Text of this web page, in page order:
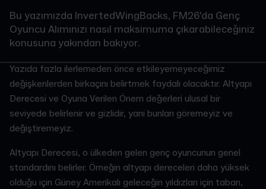
Bu yazımızda InvertedWingBacks, FM26'da Genç
Oyuncu Alımınızı nasıl maksimuma çıkarabileceğiniz
konusuna yakından bakıyor.
Yazıda fazla ilerlemeden önce etkileyemeyeceğimiz
değişkenlerden birkaçını belirtmek faydalı olacaktır. Altyapı
Derecesi ve Oyuna Verilen Önem değerleri ulusal bir
seviyede belirlenir ve gizlidir, yani bunları göremeyiz ve
değiştiremeyiz.
Altyapı Derecesi, o ülkeden gelen genç oyuncunun genel
standardını belirler. Örneğin altyapı dereceleri daha yüksek
olduğu için Güney Amerikalı geleceğin yıldızları için taban,